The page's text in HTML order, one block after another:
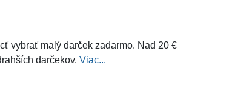
vybrať malý darček zadarmo. Nad 20 €
darčekov. Viac...